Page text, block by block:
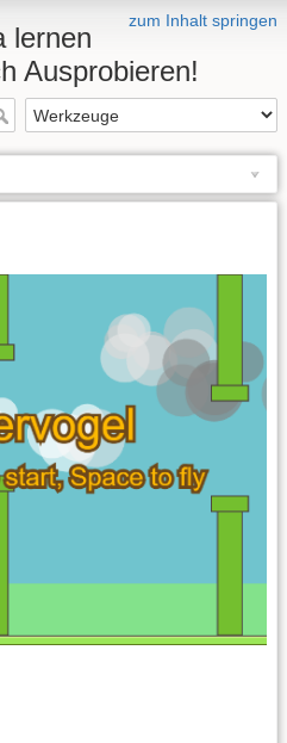
zum Inhalt springen
lernen
Ausprobieren!